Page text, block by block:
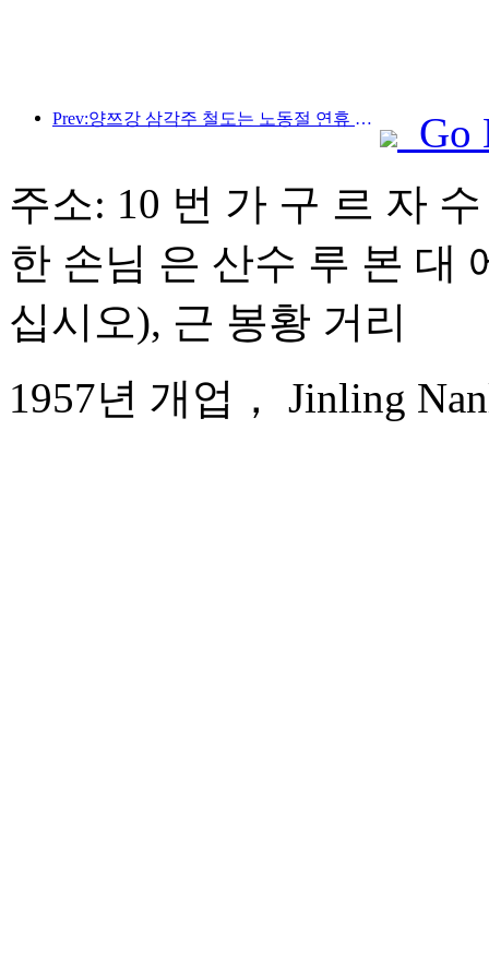
Prev:양쯔강 삼각주 철도는 노동절 연휴 기간 동안 2,138만 명이 넘는 승객을 수송했습니다.
Go
주소: 10 번 가 구 르 자
한 손님 은 산수 루 본 대
십시오), 근 봉황 거리
1957년 개업， Jinling